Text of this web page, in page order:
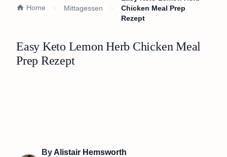
Home Mittagessen
Chicken Meal Prep
Rezept
Easy Keto Lemon Herb Chicken Meal
Prep Rezept
ByAlistair Hemsworth